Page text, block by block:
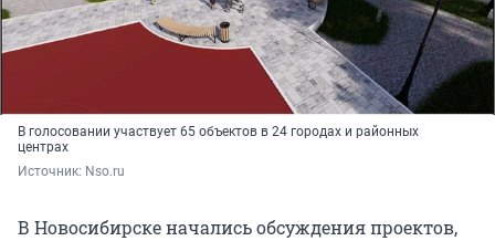
В голосовании участвует 65 объектов в 24 городах и районных
центрах
Источник: Nso.ru
В Новосибирске начались обсуждения проектов,